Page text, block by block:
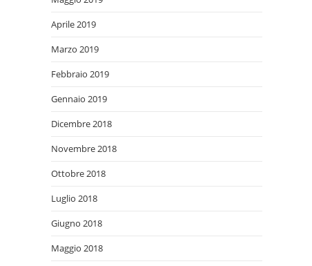
Aprile 2019
Marzo 2019
Febbraio 2019
Gennaio 2019
Dicembre 2018
Novembre 2018
Ottobre 2018
Luglio 2018
Giugno 2018
Maggio 2018